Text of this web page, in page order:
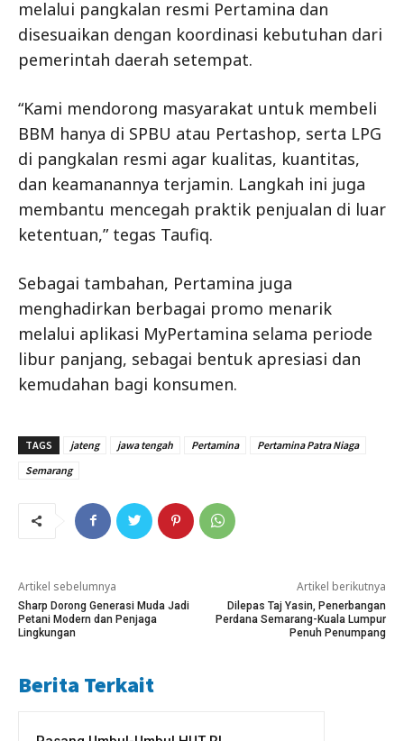
melalui pangkalan resmi Pertamina dan
disesuaikan dengan koordinasi kebutuhan dari
pemerintah daerah setempat.
“Kami mendorong masyarakat untuk membeli
BBM hanya di SPBU atau Pertashop, serta LPG
di pangkalan resmi agar kualitas, kuantitas,
dan keamanannya terjamin. Langkah ini juga
membantu mencegah praktik penjualan di luar
ketentuan,” tegas Taufiq.
Sebagai tambahan, Pertamina juga
menghadirkan berbagai promo menarik
melalui aplikasi MyPertamina selama periode
libur panjang, sebagai bentuk apresiasi dan
kemudahan bagi konsumen.
TAGS jateng jawa tengah Pertamina
Pertamina Patra Niaga
Semarang
Artikel sebelumnya
Sharp Dorong Generasi Muda Jadi
Petani Modern dan Penjaga
Lingkungan
Artikel berikutnya
Dilepas Taj Yasin, Penerbangan
Perdana Semarang-Kuala Lumpur
Penuh Penumpang
Berita Terkait